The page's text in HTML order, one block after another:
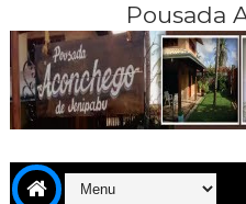
Pousada